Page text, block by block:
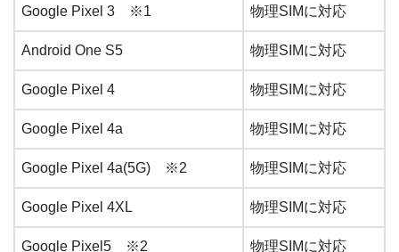
Google Pixel 3 ※1 物理SIMに対応
Android One S5 物理SIMに対応
Google Pixel 4 物理SIMに対応
Google Pixel 4a 物理SIMに対応
Google Pixel 4a(5G) ※2 物理SIMに対応
Google Pixel 4XL 物理SIMに対応
Google Pixel5 ※2 物理SIMに対応